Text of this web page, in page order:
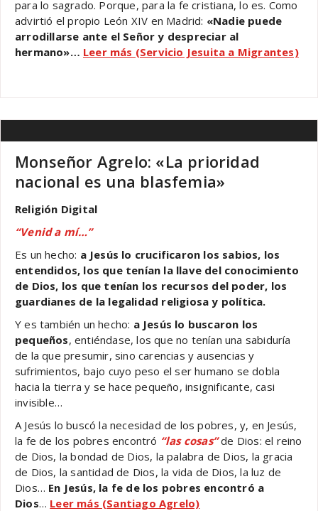
para lo sagrado. Porque, para la fe cristiana, lo es. Como
advirtió el propio León XIV en Madrid: «Nadie puede
arrodillarse ante el Señor y despreciar al
hermano»… Leer más (Servicio Jesuita a Migrantes)
Monseñor Agrelo: «La prioridad
nacional es una blasfemia»
Religión Digital
“Venid a mí…”
Es un hecho: a Jesús lo crucificaron los sabios, los
entendidos, los que tenían la llave del conocimiento
de Dios, los que tenían los recursos del poder, los
guardianes de la legalidad religiosa y política.
Y es también un hecho: a Jesús lo buscaron los
pequeños, entiéndase, los que no tenían una sabiduría
de la que presumir, sino carencias y ausencias y
sufrimientos, bajo cuyo peso el ser humano se dobla
hacia la tierra y se hace pequeño, insignificante, casi
invisible…
A Jesús lo buscó la necesidad de los pobres, y, en Jesús,
la fe de los pobres encontró “las cosas”de Dios: el reino
de Dios, la bondad de Dios, la palabra de Dios, la gracia
de Dios, la santidad de Dios, la vida de Dios, la luz de
Dios… En Jesús, la fe de los pobres encontró a
Dios… Leer más (Santiago Agrelo)